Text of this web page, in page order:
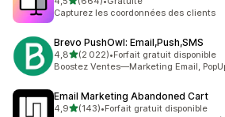
664 avis au total
Capturez les coordonnées des clients
Brevo PushOwl: Email,Push,SMS
4,8étoile(s) sur 5
(2 022)
2022 avis au total
•Forfait gratuit disponible
Boostez Ventes—Marketing Email,
Email Marketing Abandoned Cart
4,9étoile(s) sur 5
(143)
143 avis au total
•Forfait gratuit disponible